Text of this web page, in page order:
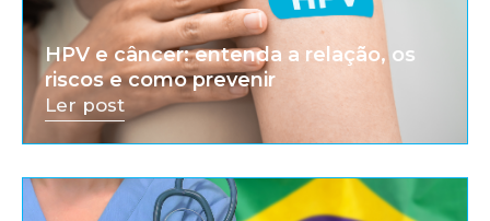
HPV e câncer: entenda a relação, os
riscos e como prevenir
Ler post